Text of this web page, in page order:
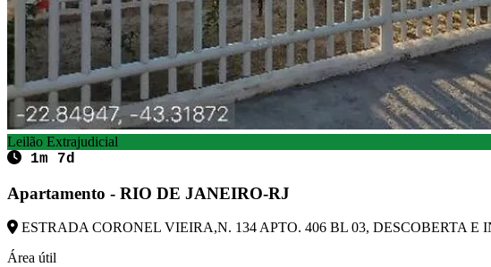
Leilão Extrajudicial
1m 7d
Apartamento - RIO DE JANEIRO-RJ
ESTRADA CORONEL VIEIRA,N. 134 APTO. 406 BL 03, DESCOBERTA
Área útil